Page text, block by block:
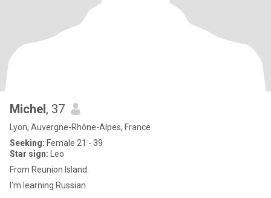
Michel, 37
Lyon, Auvergne-Rhône-Alpes, France
Seeking: Female 21 - 39
Star sign: Leo
From Reunion Island.
I'm learning Russian.